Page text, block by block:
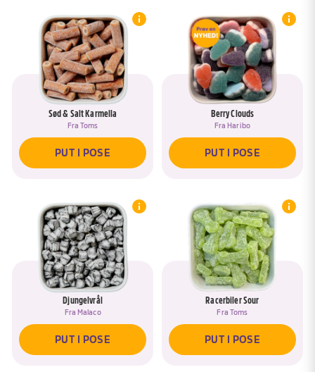
Sød & Salt Karmella
Fra Toms
PUT I POSE
Berry Clouds
Fra Haribo
PUT I POSE
Djungelvrål
Fra Malaco
PUT I POSE
Racerbiler Sour
Fra Toms
PUT I POSE